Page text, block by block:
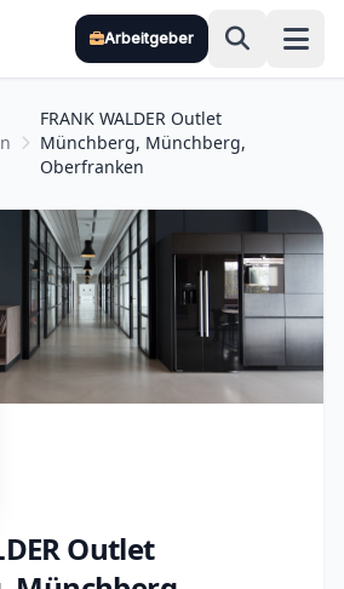
Arbeitgeber
FRANK WALDER Outlet
Münchberg, Münchberg,
Oberfranken
Outlet